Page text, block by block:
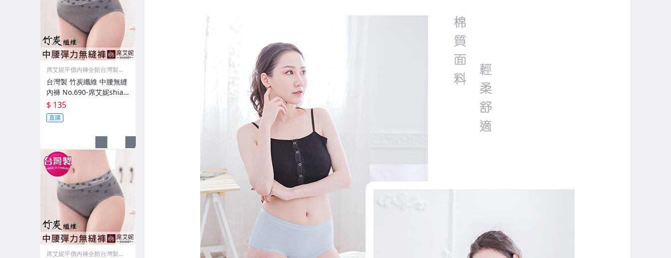
席艾妮平價內褲全館台灣製M
台灣製 竹炭纖維 中腰無縫
內褲 No.690-席艾妮shian
ey
$ 135
直購
席艾妮平價內褲全館台灣製M